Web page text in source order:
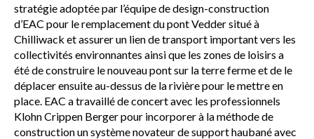
stratégie adoptée par l’équipe de design-construction
d’EAC pour le remplacement du pont Vedder situé à
Chilliwack et assurer un lien de transport important vers les
collectivités environnantes ainsi que les zones de loisirs a
été de construire le nouveau pont sur la terre ferme et de le
déplacer ensuite au-dessus de la rivière pour le mettre en
place. EAC a travaillé de concert avec les professionnels
Klohn Crippen Berger pour incorporer à la méthode de
construction un système novateur de support haubané avec